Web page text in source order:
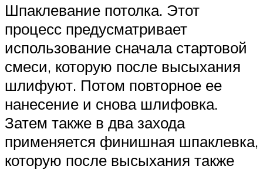
Шпаклевание потолка. Этот
процесс предусматривает
использование сначала стартовой
смеси, которую после высыхания
шлифуют. Потом повторное ее
нанесение и снова шлифовка.
Затем также в два захода
применяется финишная шпаклевка,
которую после высыхания также